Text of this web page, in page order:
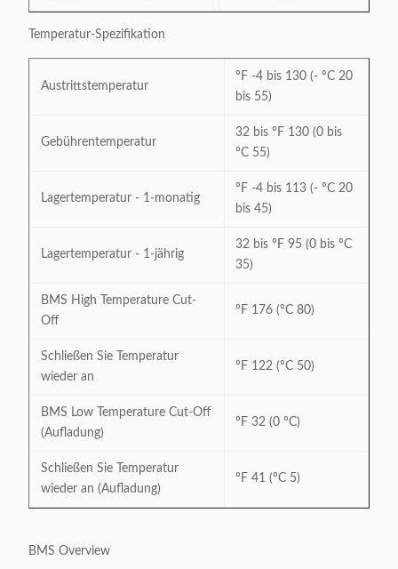
Temperatur-Spezifikation
Austrittstemperatur
ºF -4 bis 130 (- ºC 20
bis 55)
Gebührentemperatur
32 bis ºF 130 (0 bis
ºC 55)
Lagertemperatur - 1-monatig
ºF -4 bis 113 (- ºC 20
bis 45)
Lagertemperatur - 1-jährig
32 bis ºF 95 (0 bis ºC
35)
BMS High Temperature Cut-
Off
ºF 176 (ºC 80)
Schließen Sie Temperatur
wieder an
ºF 122 (ºC 50)
BMS Low Temperature Cut-Off
(Aufladung)
ºF 32 (0 ºC)
Schließen Sie Temperatur
wieder an (Aufladung)
ºF 41 (ºC 5)
BMS Overview